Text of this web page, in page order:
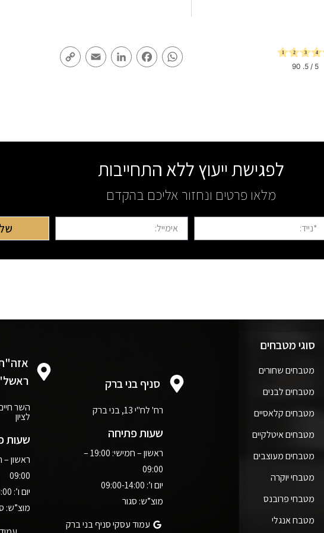
5
/ 5.
90
WhatsApp
Facebook
LinkedIn
Email
לפגישת ייעוץ ללא התחייבות
מלאו פרטים ונחזור אליכם בהקדם
סוגי מטבחים
מטבחים שחורים
מטבחים לבנים
מטבחים קלאסיים
מטבחים איטלקיים
מטבחים מעוצבים
מטבחי יוקרה
מטבחי פרובנס
מטבח אנגלי
סניף בני ברק
רח' לח"י 13, בני ברק
שעות פתיחה
ראשון – חמישי: 19:00 –
09:00
יום ו’: 09:00-14:00
מוצ”ש: סגור
עמוד עסקי סניף בני ברק
לציון
שעות
09:00
יום ו’: 09:00-13:00
מוצ”ש: